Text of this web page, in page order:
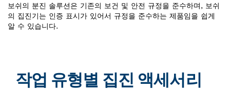
보쉬의 분진 솔루션은 기존의 보건 및 안전 규정을 준수하며, 보쉬
의 집진기는 인증 표시가 있어서 규정을 준수하는 제품임을 쉽게
알 수 있습니다.
작업 유형별 집진 액세서리